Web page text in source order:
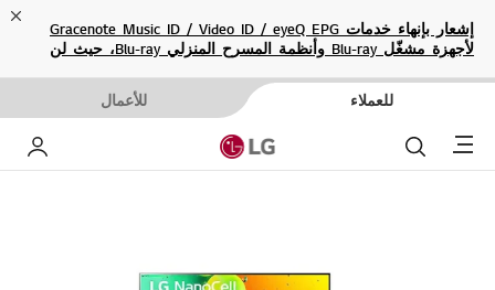
إشعار بإنهاء خدمات Gracenote Music ID / Video ID / eyeQ EPG
لأجهزة مشغّل Blu-ray وأنظمة المسرح المنزلي Blu-ray، حيث لن
للعملاء للأعمال
Menu بحث